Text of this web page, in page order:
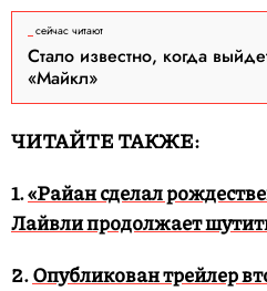
сейчас читают
Стало известно, когда
«Майкл»
ЧИТАЙТЕ ТАКЖЕ:
1.«Райан сделал
Лайвли продолжает
2.Опубликован трейлер